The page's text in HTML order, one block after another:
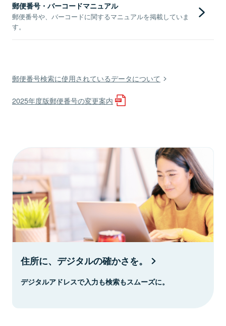
郵便番号・バーコードマニュアル
郵便番号や、バーコードに関するマニュアルを掲載していま
す。
郵便番号検索に使用されているデータについて
2025年度版郵便番号の変更案内
住所に、デジタルの確かさを。
デジタルアドレスで入力も検索もスムーズに。